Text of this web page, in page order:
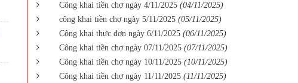
Công khai tiền chợ ngày 4/11/2025 (04/11/2025)
công khai tiền chợ ngày 5/11/2025 (05/11/2025)
Công khai thực đơn ngày 6/11/2025 (06/11/2025)
Công khai tiền chợ ngày 07/11/2025 (07/11/2025)
Công khai tiền chợ ngày 10/11/2025 (10/11/2025)
Công khai tiền chợ ngày 11/11/2025 (11/11/2025)